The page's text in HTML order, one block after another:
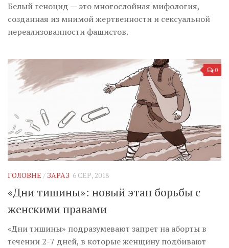
Белый геноцид — это многослойная мифология,
созданная из мнимой жертвенности и сексуальной
нереализованности фашистов.
0
ГОЛОВНЕ / ЗАРАЗ 6 СЕР, 2018
«Дни тишины»: новый этап борьбы с
женскими правами
«Дни тишины» подразумевают запрет на аборты в
течении 2-7 дней, в которые женщину подбивают